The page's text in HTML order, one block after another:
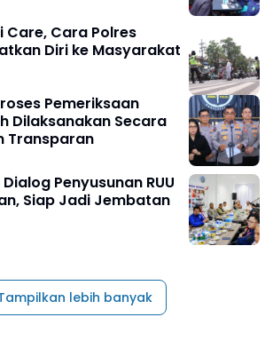
Care, Cara Polres
Diri ke Masyarakat
Pemeriksaan
Dilaksanakan Secara
Transparan
Penyusunan RUU
Siap Jadi Jembatan
lebih banyak